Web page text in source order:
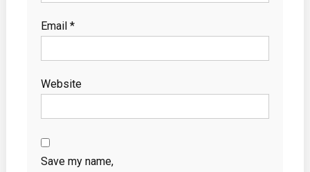
Email *
Website
Save my name,